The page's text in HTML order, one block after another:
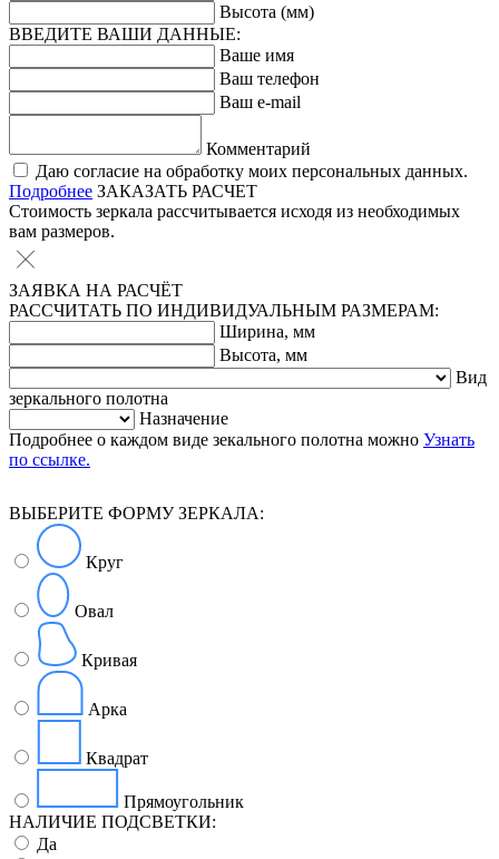
Высота (мм)
ВВЕДИТЕ ВАШИ ДАННЫЕ:
Ваше имя
Ваш телефон
Ваш e-mail
Комментарий
Даю согласие на обработку моих персональных данных.
Подробнее ЗАКАЗАТЬ РАСЧЕТ
Стоимость зеркала рассчитывается исходя из необходимых
вам размеров.
ЗАЯВКА НА РАСЧЁТ
РАССЧИТАТЬ ПО ИНДИВИДУАЛЬНЫМ РАЗМЕРАМ:
Ширина, мм
Высота, мм
Вид
зеркального полотна
Назначение
Подробнее о каждом виде зекального полотна можно Узнать
по ссылке.
ВЫБЕРИТЕ ФОРМУ ЗЕРКАЛА:
Круг
Овал
Кривая
Арка
Квадрат
Прямоугольник
НАЛИЧИЕ ПОДСВЕТКИ:
Да